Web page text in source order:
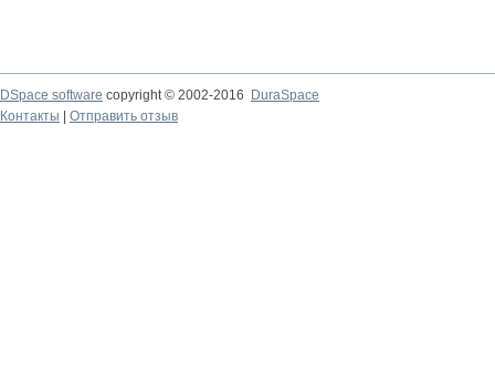
DSpace software copyright © 2002-2016
DuraSpace
Контакты
Отправить отзыв